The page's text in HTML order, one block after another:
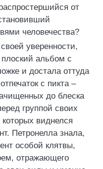
от
человечества?
уверенности,
альбом с
и достала оттуда
с пикта –
до блеска
группой своих
которых виднелся
Петронелла знала,
особой клятвы,
отражающего